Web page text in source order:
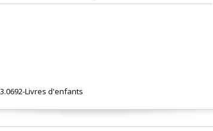
Livres d'enfants‎